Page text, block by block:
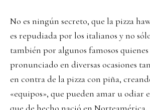
No es ningún secreto, que la pizza
es repudiada por los italianos y no
también por algunos famosos quienes
pronunciado en diversas ocasiones
en contra de la pizza con piña,
«equipos», que pueden amar u odiar